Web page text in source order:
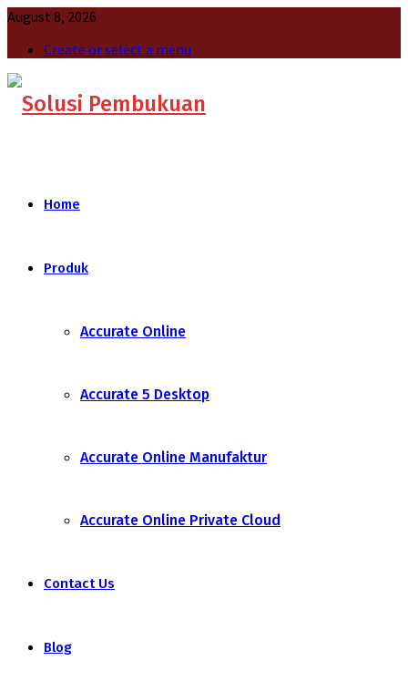
August 8, 2026
Create or select a menu
Home
Produk
Accurate Online
Accurate 5 Desktop
Accurate Online Manufaktur
Accurate Online Private Cloud
Contact Us
Blog